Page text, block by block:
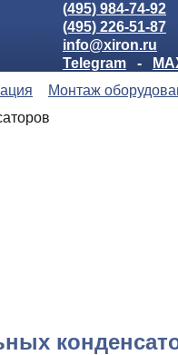
(495) 984-74-92
(495) 226-51-87
info@xiron.ru
Telegram
-
Монтаж